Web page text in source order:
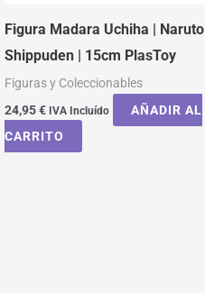
Figura Madara Uchiha | Naruto
Shippuden | 15cm PlasToy
Figuras y Coleccionables
24,95€ IVA Incluído
AÑADIR AL
CARRITO